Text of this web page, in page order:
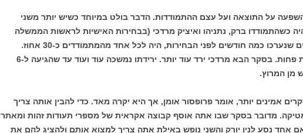
על התוצאה ועל עצם ההתמודדות. הדבר בולט במיוחד כשיש יותר משני
כשהתמודדו ברק, נתניהו ואיציק מרדכי (בבחירות האישיות לראשות הממשלה
ב-1999). בסקרים שנערכו כמה חודשים לפני הבחירות, היה לכל אחד מהמתמודדים כ-30 אחוז.
למרדכי היה קצת פחות. בסקר הבא מרדכי ירד עוד יותר. ירידתו נמשכה עוד ועוד עד שהגיעה ל-6
מן המרוץ.
אמינים יותר, אומר פרופסור אומן, אך היא יקרה מאד. כדי להבין אותה צריך
מדובר בסקר שבו אתה אוסף קבוצה אקראית של מספרי תעודות זהות ומאתר
אחד נסע לניו יורק והשני נופש באילת אתה צריך למצוא אותם ולהציג להם את